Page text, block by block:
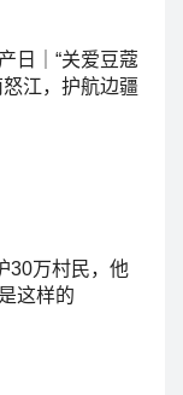
日｜“关爱豆蔻
江，护航边疆
30万村民，他
这样的